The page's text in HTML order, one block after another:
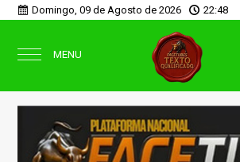
Domingo, 09 de Agosto de 2026 22:48
MENU